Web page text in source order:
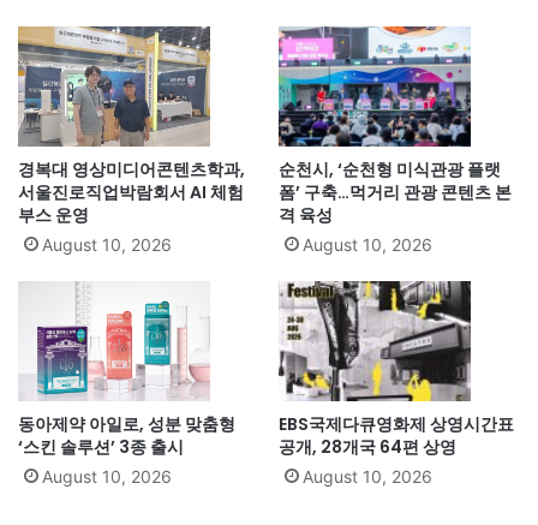
경복대 영상미디어콘텐츠학과,
서울진로직업박람회서 AI 체험
부스 운영
August 10, 2026
순천시, ‘순천형 미식관광 플랫
폼’ 구축…먹거리 관광 콘텐츠 본
격 육성
August 10, 2026
동아제약 아일로, 성분 맞춤형
‘스킨 솔루션’ 3종 출시
August 10, 2026
EBS국제다큐영화제 상영시간표
공개, 28개국 64편 상영
August 10, 2026